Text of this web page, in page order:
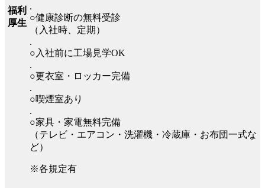
福利
厚生
.
○健康診断の無料受診
（入社時、定期）
.
○入社前に工場見学OK
.
○更衣室・ロッカー完備
.
○喫煙室あり
.
○家具・家電無料完備
（テレビ・エアコン・洗濯機・冷蔵庫・お布団一式な
ど）
※各規定有